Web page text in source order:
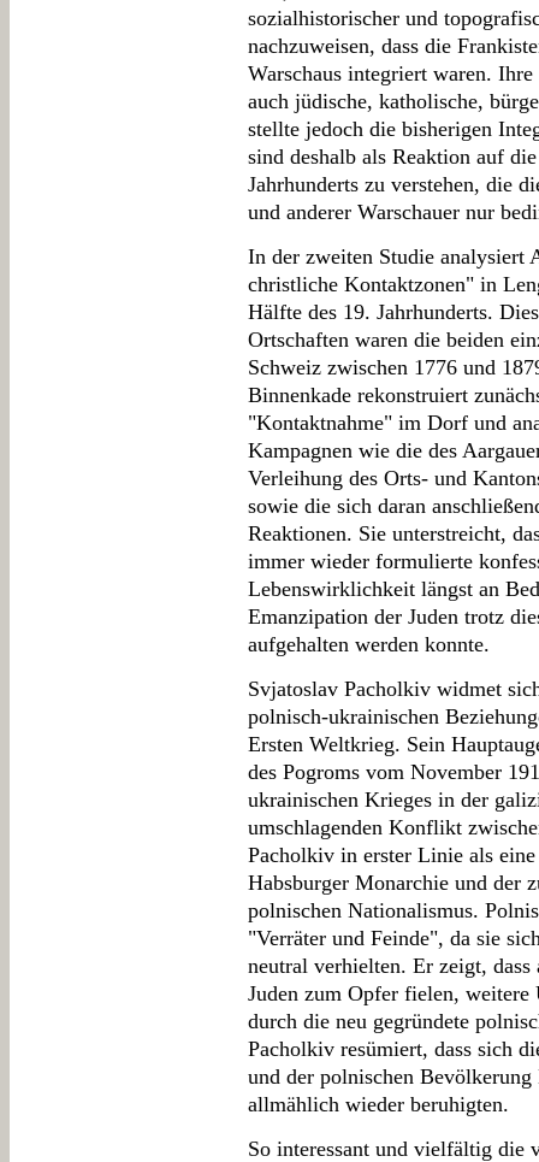
sozialhistorischer und
nachzuweisen, dass die
Warschaus integriert waren.
auch jüdische, katholische,
stellte jedoch die bisherigen
sind deshalb als Reaktion auf
Jahrhunderts zu verstehen, die
und anderer Warschauer nur
In der zweiten Studie analysiert
christliche Kontaktzonen" in
Hälfte des 19. Jahrhunderts.
Ortschaften waren die beiden
Schweiz zwischen 1776 und
Binnenkade rekonstruiert
"Kontaktnahme" im Dorf und
Kampagnen wie die des
Verleihung des Orts- und
sowie die sich daran
Reaktionen. Sie unterstreicht,
immer wieder formulierte
Lebenswirklichkeit längst an
Emanzipation der Juden trotz
aufgehalten werden konnte.
Svjatoslav Pacholkiv widmet
polnisch-ukrainischen
Ersten Weltkrieg. Sein
des Pogroms vom November
ukrainischen Krieges in der
umschlagenden Konflikt
Pacholkiv in erster Linie als
Habsburger Monarchie und der
polnischen Nationalismus.
"Verräter und Feinde", da sie
neutral verhielten. Er zeigt,
Juden zum Opfer fielen,
durch die neu gegründete
Pacholkiv resümiert, dass sich
und der polnischen
allmählich wieder beruhigten.
So interessant und vielfältig die